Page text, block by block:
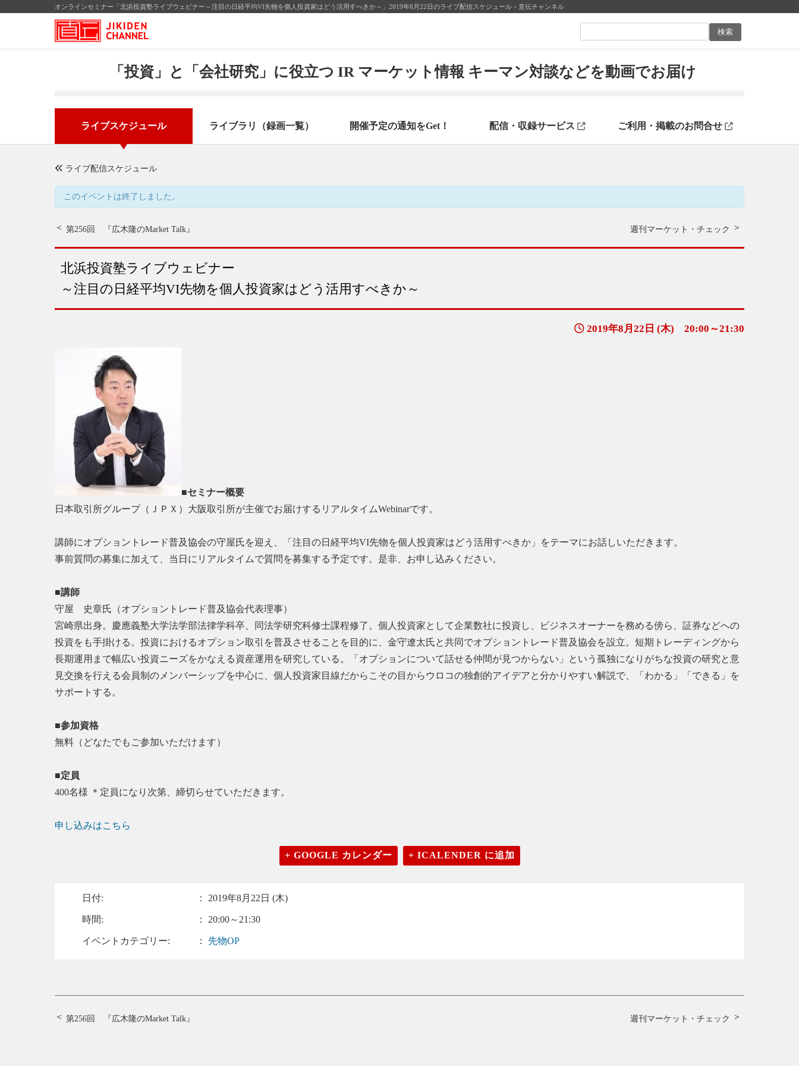
オンラインセミナー「北浜投資塾ライブウェビナー～注目の日経平均VI先物を個人投資家はどう活用すべきか～」2019年8月22日のライブ配信スケジュール－直伝チャンネル
「投資」と「会社研究」に役立つ IR マーケット情報 キーマン対談などを動画でお届け
ライブスケジュール ライブラリ（録画一覧） 開催予定の通知をGet！ 配信・収録サービス ご利用・掲載のお問合せ
ライブ配信スケジュール
このイベントは終了しました。
第256回 『広木隆のMarket Talk』 週刊マーケット・チェック
北浜投資塾ライブウェビナー
～注目の日経平均VI先物を個人投資家はどう活用すべきか～
2019年8月22日 (木) 20:00～21:30
■セミナー概要
日本取引所グループ（ＪＰＸ）大阪取引所が主催でお届けするリアルタイムWebinarです。
講師にオプショントレード普及協会の守屋氏を迎え、「注目の日経平均VI先物を個人投資家はどう活用すべきか」をテーマにお話しいただきます。
事前質問の募集に加えて、当日にリアルタイムで質問を募集する予定です。是非、お申し込みください。
■講師
守屋 史章氏（オプショントレード普及協会代表理事）
宮崎県出身。慶應義塾大学法学部法律学科卒、同法学研究科修士課程修了。個人投資家として企業数社に投資し、ビジネスオーナーを務める傍ら、証券などへの
投資をも手掛ける。投資におけるオプション取引を普及させることを目的に、金守遼太氏と共同でオプショントレード普及協会を設立。短期トレーディングから
長期運用まで幅広い投資ニーズをかなえる資産運用を研究している。「オプションについて話せる仲間が見つからない」という孤独になりがちな投資の研究と意
見交換を行える会員制のメンバーシップを中心に、個人投資家目線だからこその目からウロコの独創的アイデアと分かりやすい解説で、「わかる」「できる」を
サポートする。
■参加資格
無料（どなたでもご参加いただけます）
■定員
400名様 ＊定員になり次第、締切らせていただきます。
申し込みはこちら
+ GOOGLE カレンダー + ICALENDER に追加
日付: ： 2019年8月22日 (木)
時間: ： 20:00～21:30
イベントカテゴリー: ： 先物OP
第256回 『広木隆のMarket Talk』 週刊マーケット・チェック